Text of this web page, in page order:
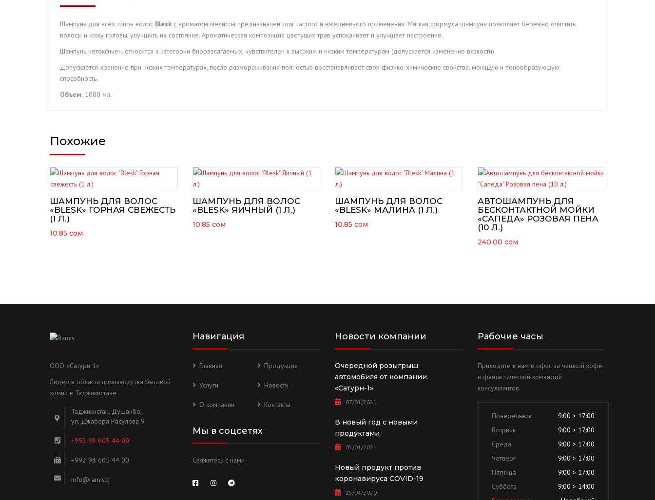
Шампунь для всех типов волос Blesk с ароматом мелиссы предназначен для частого и ежедневного применения. Мягкая формула шампуня позволяет бережно очистить
волосы и кожу головы, улучшить их состояние. Ароматическая композиция цветущих трав успокаивает и улучшает настроение.
Шампунь нетоксичен, относится к категории биоразлагаемых, чувствителен к высоким и низким температурам (допускается изменение вязкости).
Допускается хранение при низких температурах, после размораживания полностью восстанавливает свои физико-химические свойства, моющую и пенообразующую
способность.
Объем: 1000 мл.
Похожие
ШАМПУНЬ ДЛЯ ВОЛОС
«BLESK» ГОРНАЯ СВЕЖЕСТЬ
(1 Л.)
10.85 сом
ШАМПУНЬ ДЛЯ ВОЛОС
«BLESK» ЯИЧНЫЙ (1 Л.)
10.85 сом
ШАМПУНЬ ДЛЯ ВОЛОС
«BLESK» МАЛИНА (1 Л.)
10.85 сом
АВТОШАМПУНЬ ДЛЯ
БЕСКОНТАКТНОЙ МОЙКИ
«САПЕДА» РОЗОВАЯ ПЕНА
(10 Л.)
240.00 сом
ООО «Сатурн 1»
Лидер в области производства бытовой
химии в Таджикистане
Таджикистан, Душанбе,
ул. Джабора Расулова 9
+992 98 605 44 00
+992 98 605 44 00
info@ramis.tj
Навигация
Главная Продукция
Услуги Новости
О компании Контакты
Мы в соцсетях
Свяжитесь с нами
Новости компании
Очередной розыгрыш
автомобиля от компании
«Сатурн-1»
07/01/2021
В новый год с новыми
продуктами
05/01/2021
Новый продукт против
коронавируса COVID-19
15/04/2020
Рабочие часы
Приходите к нам в офис за чашкой кофе
и фантастической командой
консультантов.
Понедельник
9:00 > 17:00
Вторник
9:00 > 17:00
Среда
9:00 > 17:00
Четверг
9:00 > 17:00
Пятница
9:00 > 17:00
Суббота
9:00 > 14:00